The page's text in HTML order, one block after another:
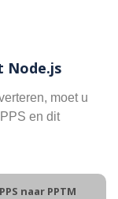
Node.js
moet u
en dit
naar PPTM